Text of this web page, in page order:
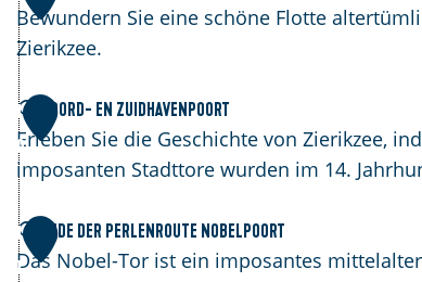
e
e
o
n
s
t
e
r
t
o
r
w
e
r
k
r
k
t
Bewundern Sie eine schöne Flotte
Zierikzee.
u
s
e
u
m
h
a
v
e
1
0
Noord- en Zuidhavenpoort
Erleben Sie die Geschichte von Zierikzee,
imposanten Stadttore wurden im 14.
N
o
o
r
d
-
1
1
Ende der Perlenroute Nobelpoort
Das Nobel-Tor ist ein imposantes
E
n